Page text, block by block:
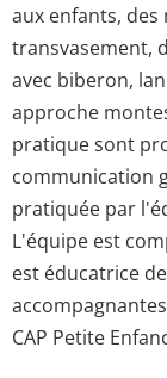
aux enfants,
transvasement,
avec biberon,
approche
pratique sont
communication
pratiquée par
L'équipe est
est éducatrice
CAP Petite